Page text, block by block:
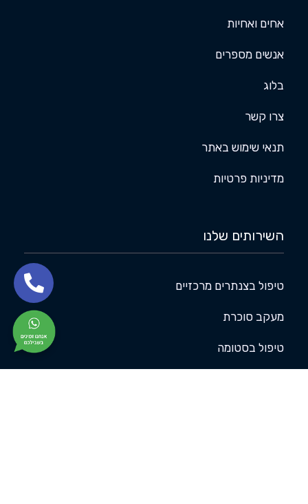
אחים ואחיות
אנשים מספרים
בלוג
צרו קשר
תנאי שימוש באתר
מדיניות פרטיות
השירותים שלנו
טיפול בצנתרים מרכזיים
מעקב סוכרת
טיפול בסטומה